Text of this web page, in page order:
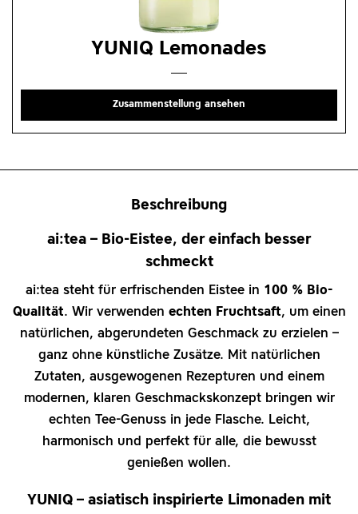
YUNIQ Lemonades
Zusammenstellung ansehen
Beschreibung
ai:tea – Bio-Eistee, der einfach besser
schmeckt
ai:tea steht für erfrischenden Eistee in 100 % Bio-
Qualität. Wir verwenden echten Fruchtsaft, um einen
natürlichen, abgerundeten Geschmack zu erzielen –
ganz ohne künstliche Zusätze. Mit natürlichen
Zutaten, ausgewogenen Rezepturen und einem
modernen, klaren Geschmackskonzept bringen wir
echten Tee-Genuss in jede Flasche. Leicht,
harmonisch und perfekt für alle, die bewusst
genießen wollen.
YUNIQ – asiatisch inspirierte Limonaden mit